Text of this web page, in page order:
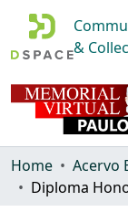
&
Home